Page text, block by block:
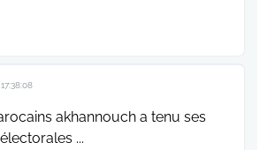
akhannouch a tenu ses
...